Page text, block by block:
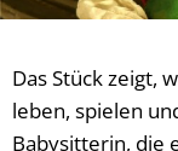
Das Stück zeigt,
leben, spielen
Babysitterin, die